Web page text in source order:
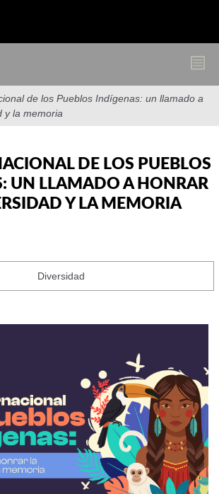
de los Pueblos Indígenas: un llamado a
y la memoria
DE LOS PUEBLOS
UN LLAMADO A HONRAR
Y LA MEMORIA
Diversidad